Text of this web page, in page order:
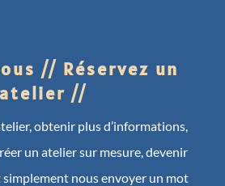
// Réservez un
atelier //
obtenir plus d’informations,
un atelier sur mesure, devenir
nous envoyer un mot